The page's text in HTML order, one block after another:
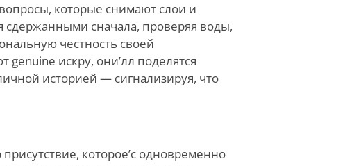
которые снимают слои и
сдержанными сначала, проверяя воды,
честность своей
genuine искру, они’лл поделятся
историей — сигнализируя, что
присутствие, которое’с одновременно